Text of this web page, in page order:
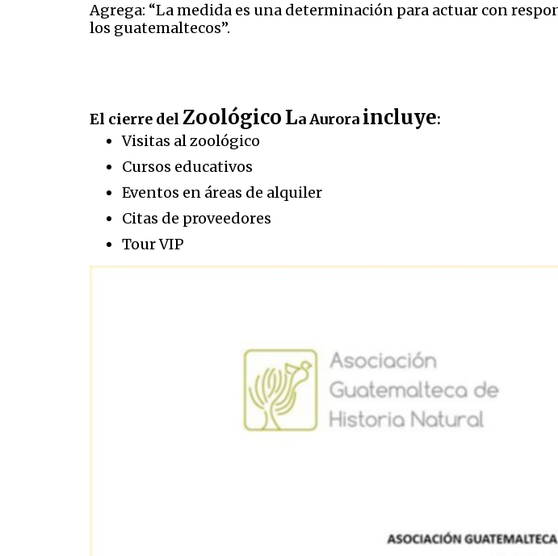
Agrega: “La medida es una determinación para actuar con
los guatemaltecos”.
El cierre del ZoológicoLa Aurora incluye:
Visitas al zoológico
Cursos educativos
Eventos en áreas de alquiler
Citas de proveedores
Tour VIP